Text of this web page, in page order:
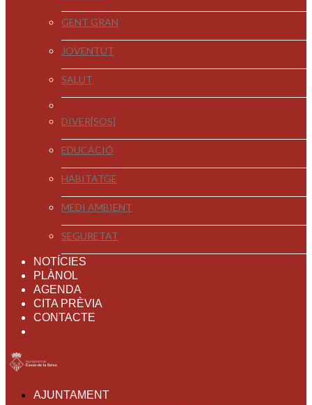
GENT GRAN
JOVENTUT
SALUT
DIVER[SOS]
EDUCACIÓ
HABITATGE
MEDI AMBIENT
SEGURETAT
NOTÍCIES
PLÀNOL
AGENDA
CITA PRÈVIA
CONTACTE
AJUNTAMENT